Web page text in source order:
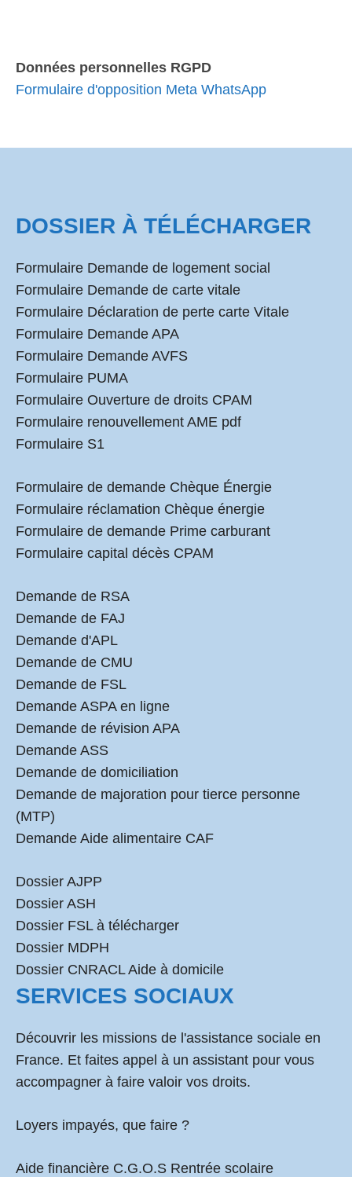
Données personnelles RGPD
Formulaire d'opposition Meta WhatsApp
DOSSIER À TÉLÉCHARGER
Formulaire Demande de logement social
Formulaire Demande de carte vitale
Formulaire Déclaration de perte carte Vitale
Formulaire Demande APA
Formulaire Demande AVFS
Formulaire PUMA
Formulaire Ouverture de droits CPAM
Formulaire renouvellement AME pdf
Formulaire S1
Formulaire de demande Chèque Énergie
Formulaire réclamation Chèque énergie
Formulaire de demande Prime carburant
Formulaire capital décès CPAM
Demande de RSA
Demande de FAJ
Demande d'APL
Demande de CMU
Demande de FSL
Demande ASPA en ligne
Demande de révision APA
Demande ASS
Demande de domiciliation
Demande de majoration pour tierce personne
(MTP)
Demande Aide alimentaire CAF
Dossier AJPP
Dossier ASH
Dossier FSL à télécharger
Dossier MDPH
Dossier CNRACL Aide à domicile
SERVICES SOCIAUX
Découvrir les missions de l'assistance sociale en
France. Et faites appel à un assistant pour vous
accompagner à faire valoir vos droits.
Loyers impayés, que faire ?
Aide financière C.G.O.S Rentrée scolaire